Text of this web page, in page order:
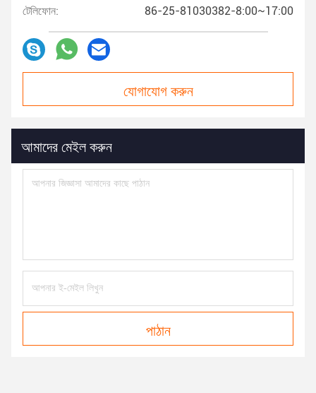
টেলিফোন: 86-25-81030382-8:00~17:00
যোগাযোগ করুন
আমাদের মেইল ​​করুন
পাঠান